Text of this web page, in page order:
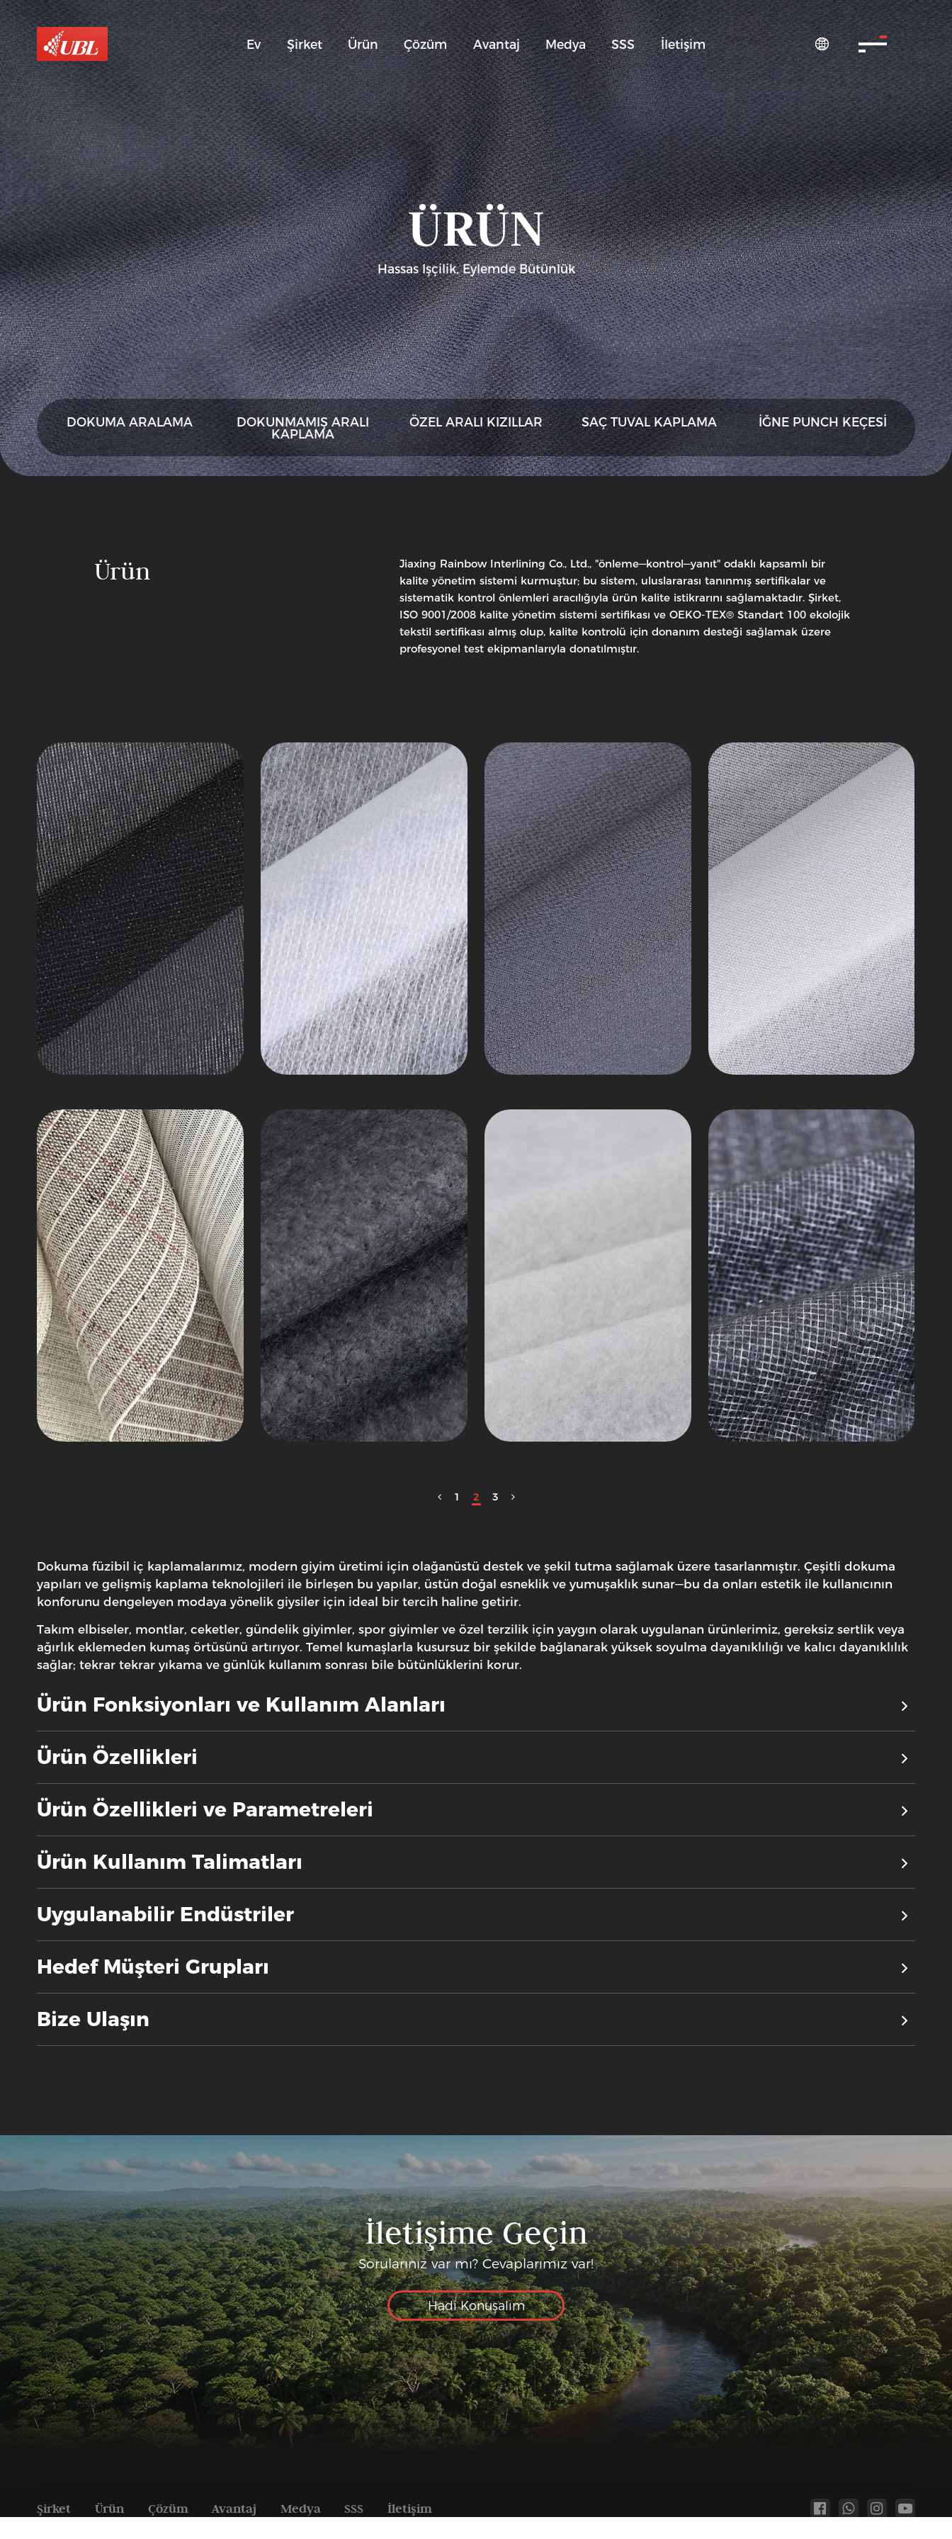
Ev Şirket Ürün Çözüm Avantaj Medya SSS İletişim 
ÜRÜN
Hassas Işçilik, Eylemde Bütünlük
DOKUMA ARALAMA
DOKUNMAMIŞ ARALI
KAPLAMA
ÖZEL ARALI KIZILLAR SAÇ TUVAL KAPLAMA İĞNE PUNCH KEÇESI
Ürün
Jiaxing Rainbow Interlining Co., Ltd., "önleme—kontrol—yanıt" odaklı kapsamlı bir
kalite yönetim sistemi kurmuştur; bu sistem, uluslararası tanınmış sertifikalar ve
sistematik kontrol önlemleri aracılığıyla ürün kalite istikrarını sağlamaktadır. Şirket,
ISO 9001/2008 kalite yönetim sistemi sertifikası ve OEKO-TEX® Standart 100 ekolojik
tekstil sertifikası almış olup, kalite kontrolü için donanım desteği sağlamak üzere
profesyonel test ekipmanlarıyla donatılmıştır.
Aralı
Kızıllar
PU
Kaplama
Özel
Özel
Aralı
Kızıllar
GRS
Saç
Tuval
Kaplama
Saç
Tuval
Kaplama
İğne
Punch
Keçesi
Yaka
Altı
Keçe
İğne
Punch
Keçesi
Göğüs
Keçesi
İğne
Punch
Keçesi
Kol
Başları
Dokunmamış
1 2 3
Dokuma füzibil iç kaplamalarımız, modern giyim üretimi için olağanüstü destek ve şekil tutma sağlamak üzere tasarlanmıştır. Çeşitli dokuma
yapıları ve gelişmiş kaplama teknolojileri ile birleşen bu yapılar, üstün doğal esneklik ve yumuşaklık sunar—bu da onları estetik ile kullanıcının
konforunu dengeleyen modaya yönelik giysiler için ideal bir tercih haline getirir.
Takım elbiseler, montlar, ceketler, gündelik giyimler, spor giyimler ve özel terzilik için yaygın olarak uygulanan ürünlerimiz, gereksiz sertlik veya
ağırlık eklemeden kumaş örtüsünü artırıyor. Temel kumaşlarla kusursuz bir şekilde bağlanarak yüksek soyulma dayanıklılığı ve kalıcı dayanıklılık
sağlar; tekrar tekrar yıkama ve günlük kullanım sonrası bile bütünlüklerini korur.
Ürün Fonksiyonları ve Kullanım Alanları
Ürün Özellikleri
Ürün Özellikleri ve Parametreleri
Ürün Kullanım Talimatları
Uygulanabilir Endüstriler
Hedef Müşteri Grupları
Bize Ulaşın
İletişime Geçin
Sorularınız var mı? Cevaplarımız var!
Hadi Konuşalım
Şirket Ürün Çözüm Avantaj Medya SSS İletişim